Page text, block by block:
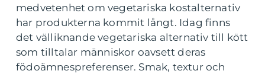
medvetenhet om vegetariska kostalternativ
har produkterna kommit långt. Idag finns
det välliknande vegetariska alternativ till kött
som tilltalar människor oavsett deras
födoämnespreferenser. Smak, textur och